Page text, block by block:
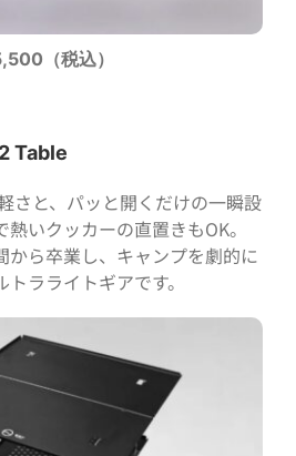
（税込）
Table
さと、パッと開くだけの一瞬設
いクッカーの直置きもOK。
から卒業し、キャンプを劇的に
ラライトギアです。